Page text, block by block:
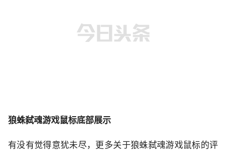
狼蛛弑魂游戏鼠标底部展示
有没有觉得意犹未尽，更多关于狼蛛弑魂游戏鼠标的评